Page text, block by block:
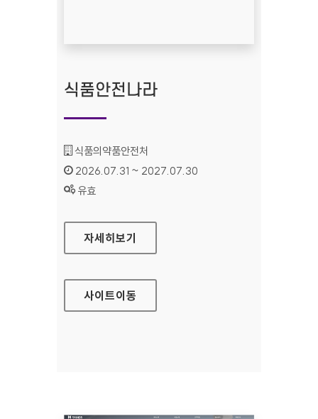
식품안전나라
기관명 :
식품의약품안전처
인증기간 :
2026.07.31 ~ 2027.07.30
상태 :
유효
식품안전나라
자세히보기
사이트이동